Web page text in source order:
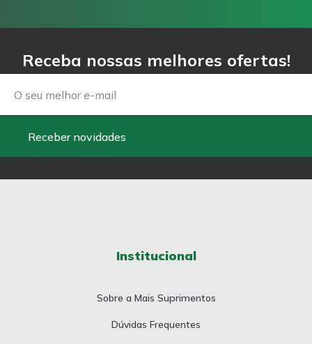
Receba nossas melhores ofertas!
Email
Receber novidades
Institucional
Sobre a Mais Suprimentos
Dúvidas Frequentes